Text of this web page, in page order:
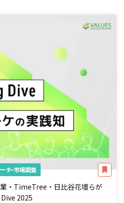
チ・市場調査
業・TimeTree・日比谷花壇らが
2025